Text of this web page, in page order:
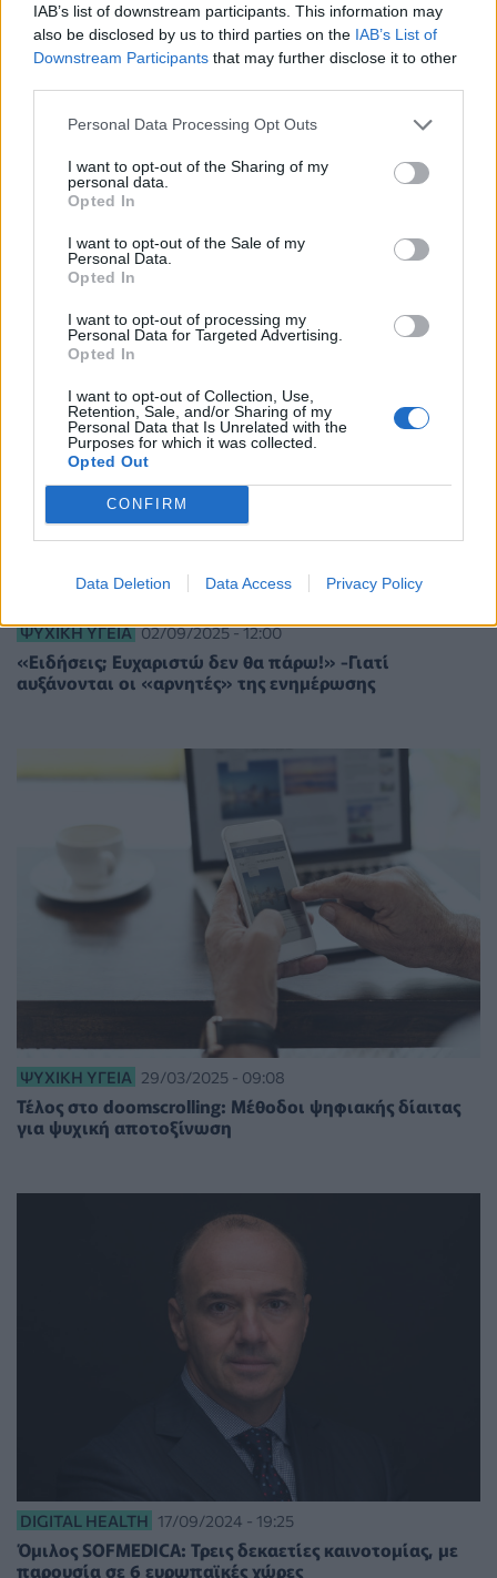
IAB’s list of downstream participants. This information may
also be disclosed by us to third parties on the IAB’s List of
Downstream Participants that may further disclose it to other
Personal Data Processing Opt Outs
I want to opt-out of the Sharing of my
personal data.
Opted In
I want to opt-out of the Sale of my
Personal Data.
Opted In
I want to opt-out of processing my
Personal Data for Targeted Advertising.
Opted In
I want to opt-out of Collection, Use,
Retention, Sale, and/or Sharing of my
Personal Data that Is Unrelated with the
Purposes for which it was collected.
Opted Out
CONFIRM
Data Deletion Data Access Privacy Policy
ΨΥΧΙΚΉ ΥΓΕΊΑ 02/03/2026 - 18:18
Πώς μπορούμε να προστατεύσουμε την ψυχική μας
υγεία από τις κακές ειδήσεις
ΨΥΧΙΚΉ ΥΓΕΊΑ 02/09/2025 - 12:00
«Ειδήσεις; Ευχαριστώ δεν θα πάρω!» -Γιατί
αυξάνονται οι «αρνητές» της ενημέρωσης
ΨΥΧΙΚΉ ΥΓΕΊΑ 29/03/2025 - 09:08
Τέλος στο doomscrolling: Μέθοδοι ψηφιακής δίαιτας
για ψυχική αποτοξίνωση
DIGITAL HEALTH 17/09/2024 - 19:25
Όμιλος SOFMEDICA: Τρεις δεκαετίες καινοτομίας, με
παρουσία σε 6 ευρωπαϊκές χώρες